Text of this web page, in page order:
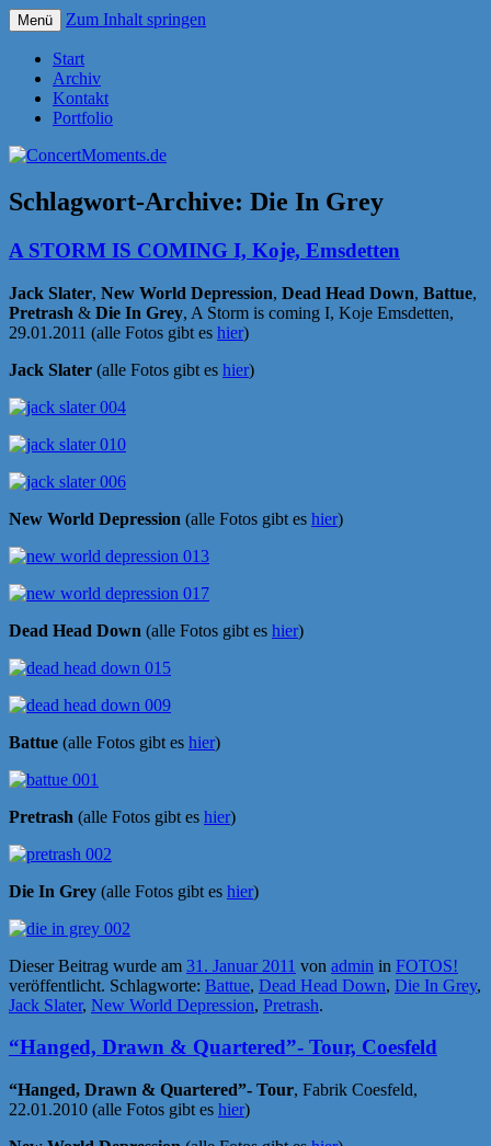
ConcertMoments.de
Menü Zum Inhalt springen
Start
Archiv
Kontakt
Portfolio
Schlagwort-Archive: Die In Grey
A STORM IS COMING I, Koje, Emsdetten
Jack Slater, New World Depression, Dead Head Down, Battue,
Pretrash & Die In Grey, A Storm is coming I, Koje Emsdetten,
29.01.2011 (alle Fotos gibt es hier)
Jack Slater (alle Fotos gibt es hier)
New World Depression (alle Fotos gibt es hier)
Dead Head Down (alle Fotos gibt es hier)
Battue (alle Fotos gibt es hier)
Pretrash (alle Fotos gibt es hier)
Die In Grey (alle Fotos gibt es hier)
Dieser Beitrag wurde am 31. Januar 2011 von admin in FOTOS!
veröffentlicht. Schlagworte: Battue, Dead Head Down, Die In Grey,
Jack Slater, New World Depression, Pretrash.
“Hanged, Drawn & Quartered”- Tour, Coesfeld
“Hanged, Drawn & Quartered”- Tour, Fabrik Coesfeld,
22.01.2010 (alle Fotos gibt es hier)